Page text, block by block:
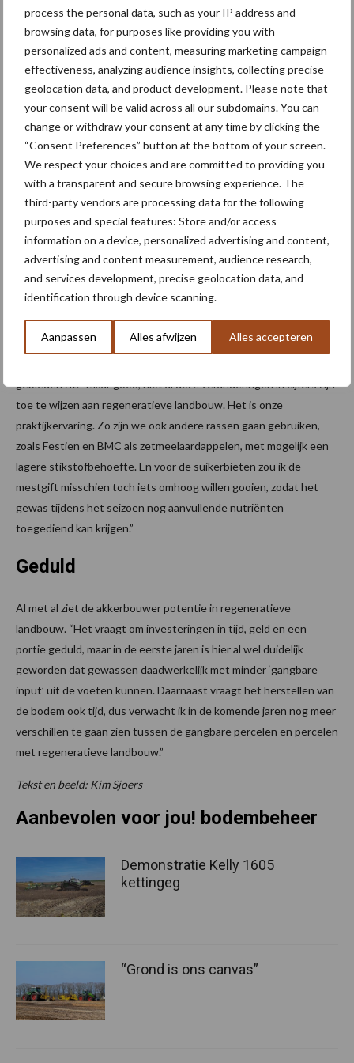
process the personal data, such as your IP address and
browsing data, for purposes like providing you with
personalized ads and content, measuring marketing campaign
effectiveness, analyzing audience insights, collecting precise
geolocation data, and product development. Please note that
your consent will be valid across all our subdomains. You can
change or withdraw your consent at any time by clicking the
“Consent Preferences” button at the bottom of your screen.
We respect your choices and are committed to providing you
with a transparent and secure browsing experience. The
third-party vendors are processing data for the following
purposes and special features: Store and/or access
information on a device, personalized advertising and content,
advertising and content measurement, audience research,
and services development, precise geolocation data, and
identification through device scanning.
Aanpassen Alles afwijzen Alles accepteren
aardappelen lag gemiddeld op 9,0 ton per hectare, ten opzichte
van 8,8 ton op de gangbare percelen. De suikeropbrengst was
gemiddeld 11,8 ton per hectare op de percelen met
regeneratieve landbouw, vergeleken met 10,8 ton, ondanks dat
de suikerbieten relatief vroeg werden gerooid (half september).
Daarnaast zorgde reductie in middelen en bemesting voor een
besparing in kosten in het regeneratieve landbouwsysteem.
“Maar ik keek wel op van de meerkosten. Voor 2021 teelde ik
geen groenbemesters. Nu maak ik gebruik van
groenbemestermengsels en pas ik Flächenrotte toe. Dit zorgt
ervoor dat aan het eind van de rit de kosten voor dit
teeltsysteem hier wel een stuk hoger lagen, wat nadelig is voor
het saldo. In deze berekening is de extra tijd en arbeidsuren, die
Over de stikstofruimte was de teler wel goed te spreken,
aangezien hij nu voor zowel de zetmeelaardappelen als
gebieden zit. “Maar goed, niet al deze veranderingen in cijfers zijn
toe te wijzen aan regeneratieve landbouw. Het is onze
praktijkervaring. Zo zijn we ook andere rassen gaan gebruiken,
zoals Festien en BMC als zetmeelaardappelen, met mogelijk een
lagere stikstofbehoefte. En voor de suikerbieten zou ik de
mestgift misschien toch iets omhoog willen gooien, zodat het
gewas tijdens het seizoen nog aanvullende nutriënten
toegediend kan krijgen.”
Geduld
Al met al ziet de akkerbouwer potentie in regeneratieve
landbouw. “Het vraagt om investeringen in tijd, geld en een
portie geduld, maar in de eerste jaren is hier al wel duidelijk
geworden dat gewassen daadwerkelijk met minder ‘gangbare
input’ uit de voeten kunnen. Daarnaast vraagt het herstellen van
de bodem ook tijd, dus verwacht ik in de komende jaren nog meer
verschillen te gaan zien tussen de gangbare percelen en percelen
met regeneratieve landbouw.”
Tekst en beeld: Kim Sjoers
Aanbevolen voor jou! bodembeheer
Demonstratie Kelly 1605
kettingeg
“Grond is ons canvas”